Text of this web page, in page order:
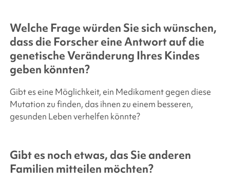
Welche Frage würden Sie sich wünschen,
dass die Forscher eine Antwort auf die
genetische Veränderung Ihres Kindes
geben könnten?
Gibt es eine Möglichkeit, ein Medikament gegen diese
Mutation zu finden, das ihnen zu einem besseren,
gesunden Leben verhelfen könnte?
Gibt es noch etwas, das Sie anderen
Familien mitteilen möchten?